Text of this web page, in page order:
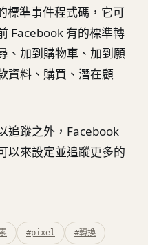
標準事件程式碼，它可
Facebook 有的標準轉
、加到購物車、加到願
資料、購買、潛在顧
追蹤之外，Facebook
以來設定並追蹤更多的
#pixel #轉換